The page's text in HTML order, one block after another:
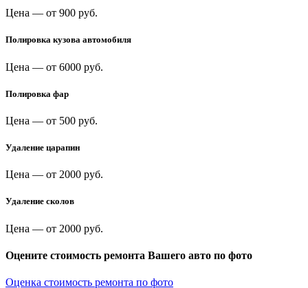
Цена — от 900 руб.
Полировка кузова автомобиля
Цена — от 6000 руб.
Полировка фар
Цена — от 500 руб.
Удаление царапин
Цена — от 2000 руб.
Удаление сколов
Цена — от 2000 руб.
Оцените стоимость ремонта Вашего авто по фото
Оценка стоимость ремонта по фото